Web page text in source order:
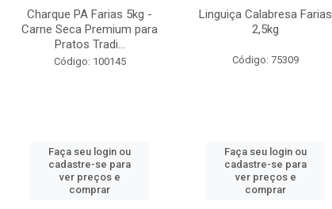
Charque PA Farias 5kg -
Carne Seca Premium para
Pratos Tradi...
Código: 100145
Faça seu login ou
cadastre-se para
ver preços e
comprar
Linguiça Calabresa Farias
2,5kg
Código: 75309
Faça seu login ou
cadastre-se para
ver preços e
comprar